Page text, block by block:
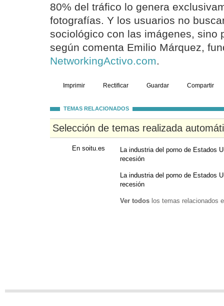
80% del tráfico lo genera
fotografías. Y los usuarios no
sociológico con las imágenes, sino
según comenta Emilio Márquez,
NetworkingActivo.com.
Imprimir Rectificar Guardar Compartir
TEMAS RELACIONADOS
Selección de temas realizada
En soitu.es
La industria del porno de Estados
recesión
La industria del porno de Estados
recesión
Ver todos los temas relacionados